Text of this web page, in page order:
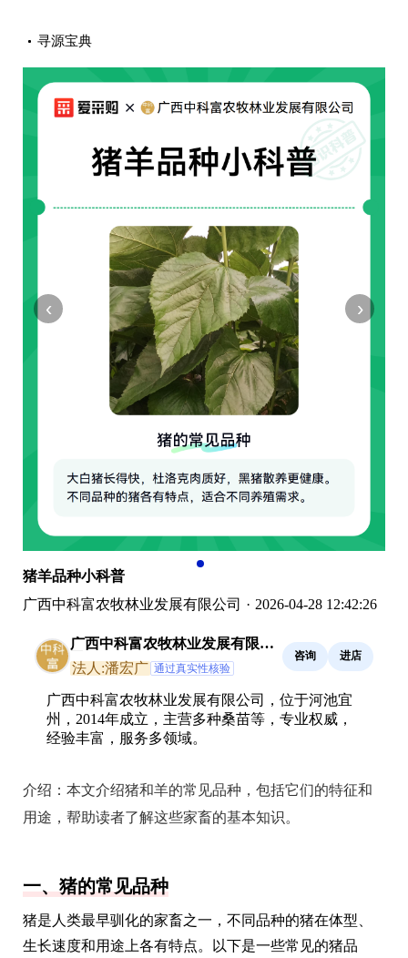
寻源宝典
‹ ›
猪羊品种小科普
广西中科富农牧林业发展有限公司 · 2026-04-28 12:42:26
广西中科富农牧林业发展有限公
司
法人:潘宏广 通过真实性核验
咨询 进店
广西中科富农牧林业发展有限公司，位于河池宜
州，2014年成立，主营多种桑苗等，专业权威，
经验丰富，服务多领域。
介绍： 本文介绍猪和羊的常见品种，包括它们的特征和
用途，帮助读者了解这些家畜的基本知识。
一、猪的常见品种
猪是人类最早驯化的家畜之一，不同品种的猪在体型、
生长速度和用途上各有特点。以下是一些常见的猪品